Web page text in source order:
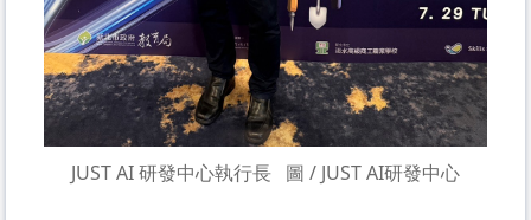
JUST AI 研發中心執行長 圖 / JUST AI研發中心